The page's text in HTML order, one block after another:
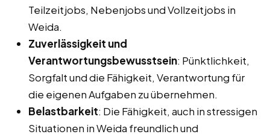
Teilzeitjobs, Nebenjobs und Vollzeitjobs in
Weida.
Zuverlässigkeit und
Verantwortungsbewusstsein: Pünktlichkeit,
Sorgfalt und die Fähigkeit, Verantwortung für
die eigenen Aufgaben zu übernehmen.
Belastbarkeit: Die Fähigkeit, auch in stressigen
Situationen in Weida freundlich und